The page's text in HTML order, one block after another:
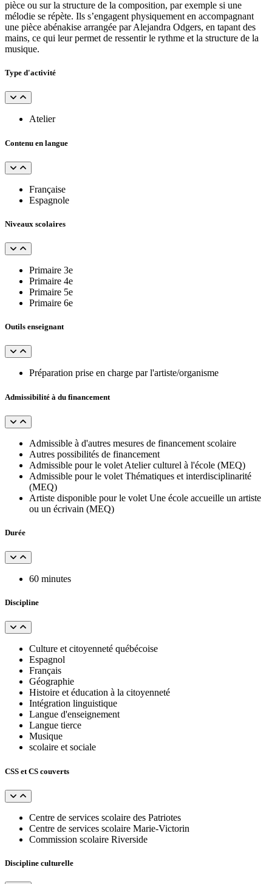
pièce ou sur la structure de la composition, par exemple si une
mélodie se répète. Ils s’engagent physiquement en accompagnant
une pièce abénakise arrangée par Alejandra Odgers, en tapant des
mains, ce qui leur permet de ressentir le rythme et la structure de la
musique.
Type d'activité
Atelier
Contenu en langue
Française
Espagnole
Niveaux scolaires
Primaire 3e
Primaire 4e
Primaire 5e
Primaire 6e
Outils enseignant
Préparation prise en charge par l'artiste/organisme
Admissibilité à du financement
Admissible à d'autres mesures de financement scolaire
Autres possibilités de financement
Admissible pour le volet Atelier culturel à l'école (MEQ)
Admissible pour le volet Thématiques et interdisciplinarité
(MEQ)
Artiste disponible pour le volet Une école accueille un artiste
ou un écrivain (MEQ)
Durée
60 minutes
Discipline
Culture et citoyenneté québécoise
Espagnol
Français
Géographie
Histoire et éducation à la citoyenneté
Intégration linguistique
Langue d'enseignement
Langue tierce
Musique
scolaire et sociale
CSS et CS couverts
Centre de services scolaire des Patriotes
Centre de services scolaire Marie-Victorin
Commission scolaire Riverside
Discipline culturelle